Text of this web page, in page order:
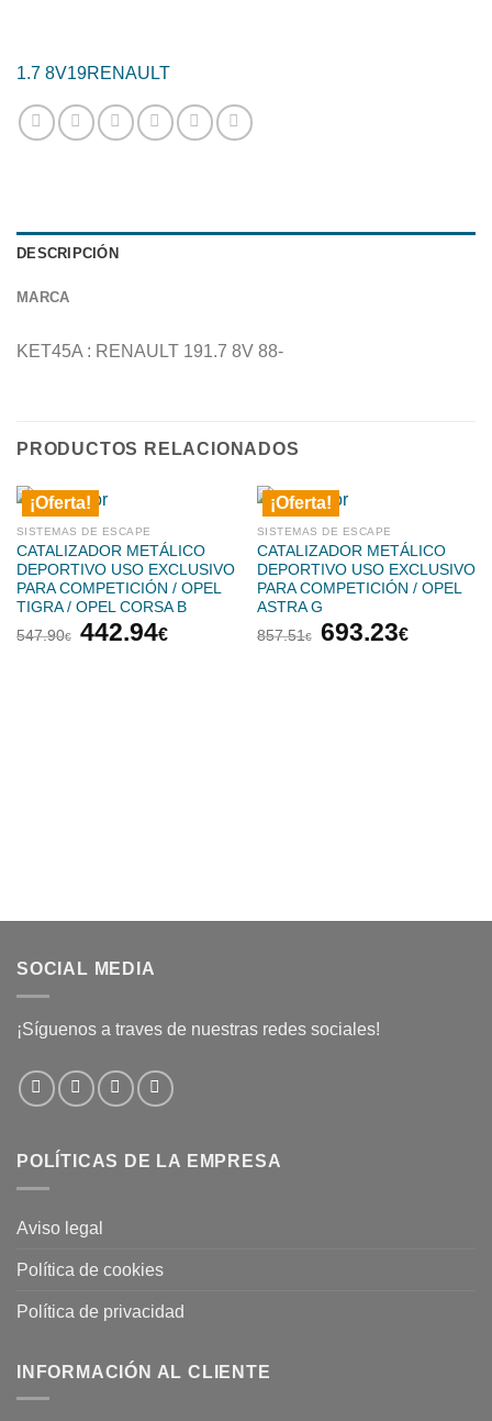
1.7 8V19RENAULT
DESCRIPCIÓN
MARCA
KET45A : RENAULT 191.7 8V 88-
PRODUCTOS RELACIONADOS
¡Oferta!
SISTEMAS DE ESCAPE
CATALIZADOR METÁLICO
DEPORTIVO USO EXCLUSIVO
PARA COMPETICIÓN / OPEL
TIGRA / OPEL CORSA B
547.90€
El
442.94€El
¡Oferta!
SISTEMAS DE ESCAPE
CATALIZADOR METÁLICO
DEPORTIVO USO EXCLUSIVO
PARA COMPETICIÓN / OPEL
ASTRA G
857.51€
El
693.23€El
SOCIAL MEDIA
¡Síguenos a traves de nuestras redes sociales!
POLÍTICAS DE LA EMPRESA
Aviso legal
Política de cookies
Política de privacidad
INFORMACIÓN AL CLIENTE